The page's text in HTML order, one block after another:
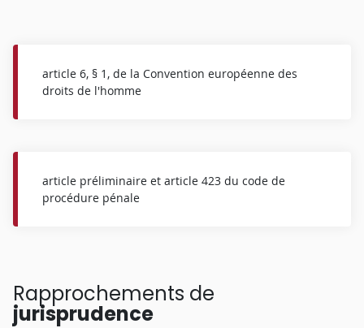
article 6, § 1, de la Convention européenne des
droits de l'homme
article préliminaire et article 423 du code de
procédure pénale
Rapprochements de
jurisprudence